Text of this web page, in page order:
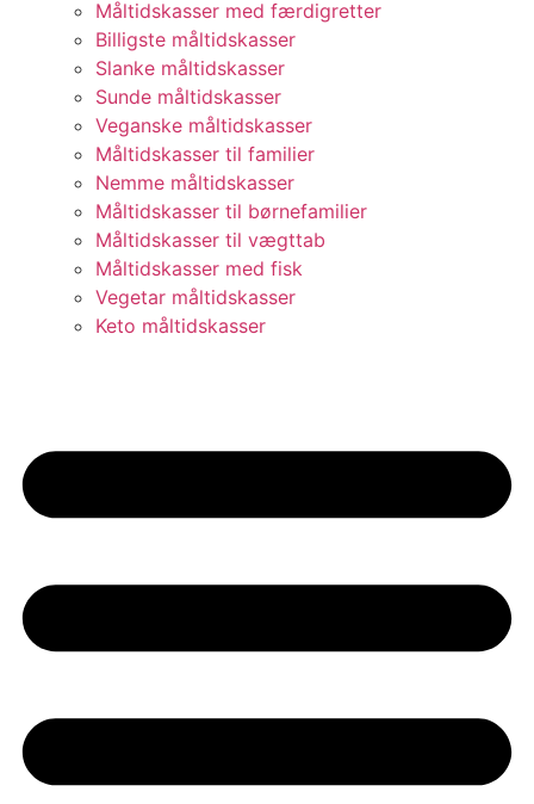
Måltidskasser med færdigretter
Billigste måltidskasser
Slanke måltidskasser
Sunde måltidskasser
Veganske måltidskasser
Måltidskasser til familier
Nemme måltidskasser
Måltidskasser til børnefamilier
Måltidskasser til vægttab
Måltidskasser med fisk
Vegetar måltidskasser
Keto måltidskasser